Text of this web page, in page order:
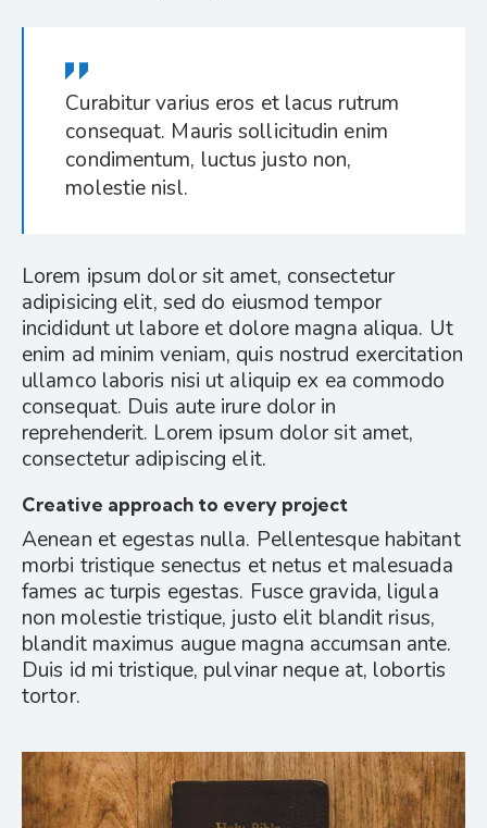
Curabitur varius eros et lacus rutrum
consequat. Mauris sollicitudin enim
condimentum, luctus justo non,
molestie nisl.
Lorem ipsum dolor sit amet, consectetur
adipisicing elit, sed do eiusmod tempor
incididunt ut labore et dolore magna aliqua. Ut
enim ad minim veniam, quis nostrud exercitation
ullamco laboris nisi ut aliquip ex ea commodo
consequat. Duis aute irure dolor in
reprehenderit. Lorem ipsum dolor sit amet,
consectetur adipiscing elit.
Creative approach to every project
Aenean et egestas nulla. Pellentesque habitant
morbi tristique senectus et netus et malesuada
fames ac turpis egestas. Fusce gravida, ligula
non molestie tristique, justo elit blandit risus,
blandit maximus augue magna accumsan ante.
Duis id mi tristique, pulvinar neque at, lobortis
tortor.